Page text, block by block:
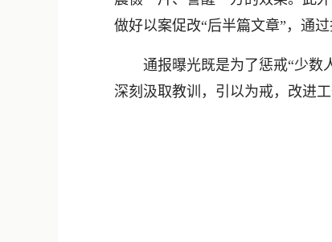
做好以案促改“后半篇文章”，通
通报曝光既是为了惩戒“少数人
深刻汲取教训，引以为戒，改进